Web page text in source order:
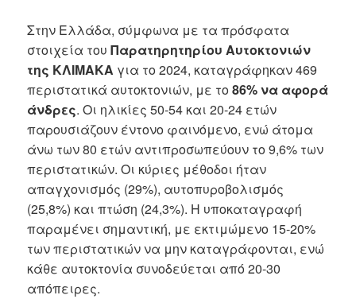
Στην Ελλάδα, σύμφωνα με τα πρόσφατα
στοιχεία τουΠαρατηρητηρίου Αυτοκτονιών
της ΚΛΙΜΑΚΑ για το 2024, καταγράφηκαν 469
περιστατικά αυτοκτονιών, με το86% να αφορά
άνδρες. Οι ηλικίες 50‑54 και 20‑24 ετών
παρουσιάζουν έντονο φαινόμενο, ενώ άτομα
άνω των 80 ετών αντιπροσωπεύουν το 9,6% των
περιστατικών. Οι κύριες μέθοδοι ήταν
απαγχονισμός (29%), αυτοπυροβολισμός
(25,8%) και πτώση (24,3%). Η υποκαταγραφή
παραμένει σημαντική, με εκτιμώμενο 15‑20%
των περιστατικών να μην καταγράφονται, ενώ
κάθε αυτοκτονία συνοδεύεται από 20‑30
απόπειρες.